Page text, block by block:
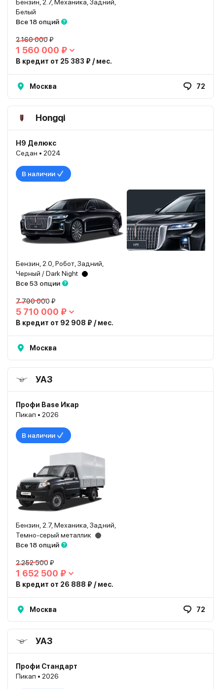
Бензин, 2.7, Механика, Задний,
Белый
Все 18 опций
2 160 000 ₽
1 560 000 ₽
В кредит от 25 383 ₽ / мес.
Москва 72
Hongqi
H9 Делюкс
Седан • 2024
В наличии
Бензин, 2.0, Робот, Задний,
Черный / Dark Night
Все 53 опции
7 790 000 ₽
5 710 000 ₽
В кредит от 92 908 ₽ / мес.
Москва
УАЗ
Профи Base Икар
Пикап • 2026
В наличии
Бензин, 2.7, Механика, Задний,
Темно-серый металлик
Все 18 опций
2 252 500 ₽
1 652 500 ₽
В кредит от 26 888 ₽ / мес.
Москва 72
УАЗ
Профи Стандарт
Пикап • 2026